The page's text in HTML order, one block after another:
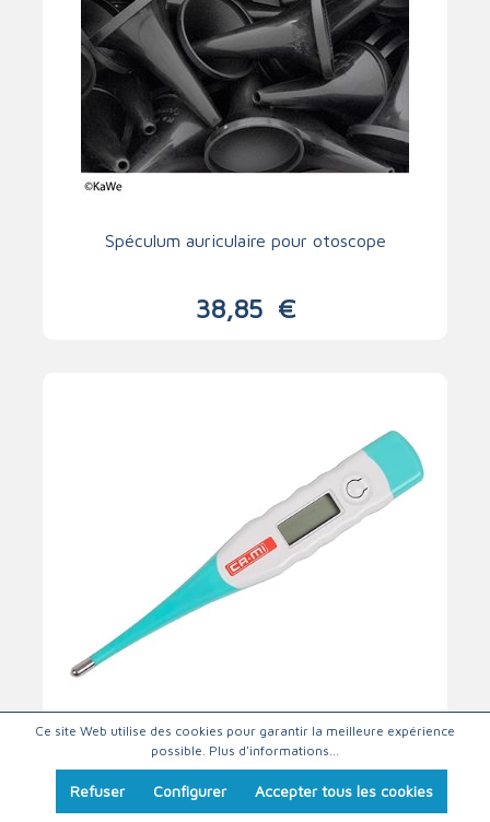
Spéculum auriculaire pour otoscope
38,85 €
Thermomètre numérique
Ce site Web utilise des cookies pour garantir la meilleure expérience
possible. Plus d'informations...
Refuser Configurer Accepter tous les cookies